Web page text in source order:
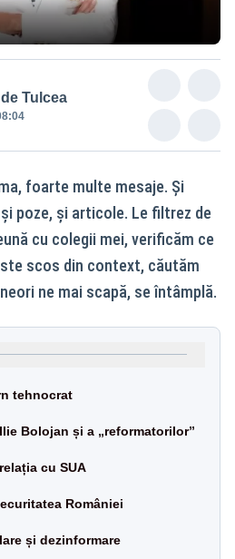
Tulcea
foarte multe mesaje. Și
poze, și articole. Le filtrez de
cu colegii mei, verificăm ce
scos din context, căutăm
ne mai scapă, se întâmplă.
tehnocrat
Bolojan și a „reformatorilor”
cu SUA
României
și dezinformare